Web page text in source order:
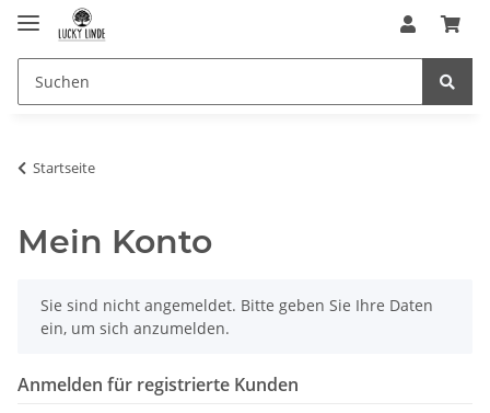
Startseite
Mein Konto
x
Sie sind nicht angemeldet. Bitte geben Sie Ihre Daten
ein, um sich anzumelden.
Anmelden für registrierte Kunden